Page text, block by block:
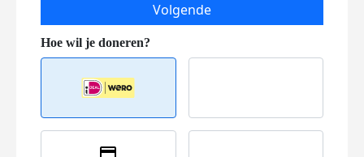
Volgende